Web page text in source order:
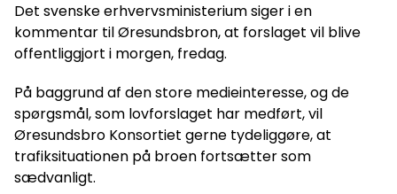
Det svenske erhvervsministerium siger i en
kommentar til Øresundsbron, at forslaget vil blive
offentliggjort i morgen, fredag.
På baggrund af den store medieinteresse, og de
spørgsmål, som lovforslaget har medført, vil
Øresundsbro Konsortiet gerne tydeliggøre, at
trafiksituationen på broen fortsætter som
sædvanligt.